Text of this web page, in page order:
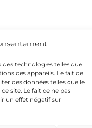
des technologies telles que
des appareils. Le fait de
des données telles que le
site. Le fait de ne pas
un effet négatif sur